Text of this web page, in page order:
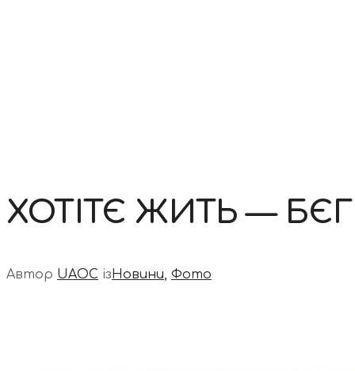
ХОТІТЄ ЖИТЬ —
Автор UAOC ізНовини, Фото